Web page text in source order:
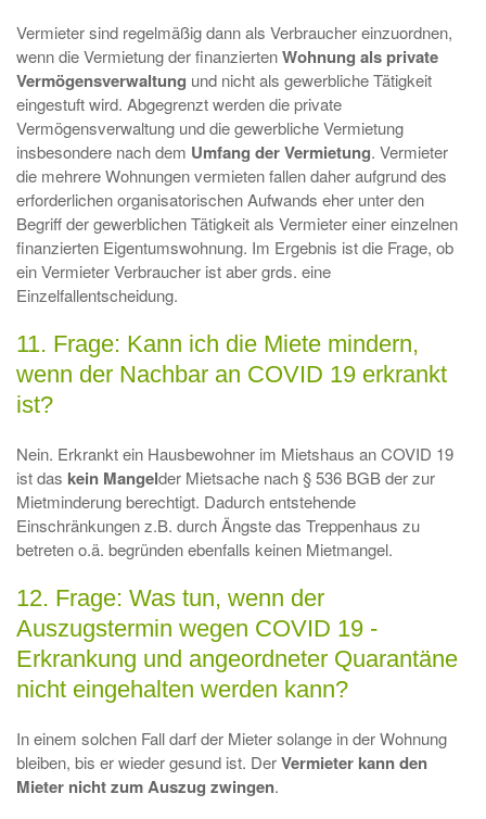
Vermieter sind regelmäßig dann als Verbraucher einzuordnen,
wenn die Vermietung der finanziertenWohnung als private
Vermögensverwaltung und nicht als gewerbliche Tätigkeit
eingestuft wird. Abgegrenzt werden die private
Vermögensverwaltung und die gewerbliche Vermietung
insbesondere nach dem Umfang der Vermietung. Vermieter
die mehrere Wohnungen vermieten fallen daher aufgrund des
erforderlichen organisatorischen Aufwands eher unter den
Begriff der gewerblichen Tätigkeit als Vermieter einer einzelnen
finanzierten Eigentumswohnung. Im Ergebnis ist die Frage, ob
ein Vermieter Verbraucher ist aber grds. eine
Einzelfallentscheidung.
11. Frage: Kann ich die Miete mindern,
wenn der Nachbar an COVID 19 erkrankt
ist?
Nein. Erkrankt ein Hausbewohner im Mietshaus an COVID 19
ist das kein Mangelder Mietsache nach § 536 BGB der zur
Mietminderung berechtigt. Dadurch entstehende
Einschränkungen z.B. durch Ängste das Treppenhaus zu
betreten o.ä. begründen ebenfalls keinen Mietmangel.
12. Frage: Was tun, wenn der
Auszugstermin wegen COVID 19 -
Erkrankung und angeordneter Quarantäne
nicht eingehalten werden kann?
In einem solchen Fall darf der Mieter solange in der Wohnung
bleiben, bis er wieder gesund ist. DerVermieter kann den
Mieter nicht zum Auszug zwingen.